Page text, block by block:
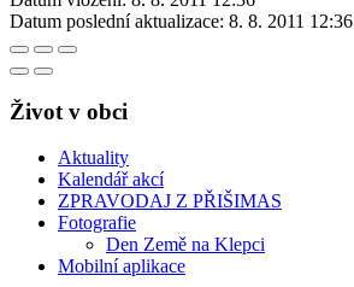
Datum poslední aktualizace: 8. 8. 2011 12:36
Život v obci
Aktuality
Kalendář akcí
ZPRAVODAJ Z PŘIŠIMAS
Fotografie
Den Země na Klepci
Mobilní aplikace